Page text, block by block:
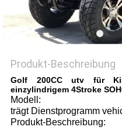
Produkt-Beschreibung
Golf 200CC utv für
einzylindrigem 4Stroke
Modell:
trägt Dienstprogramm
Produkt-Beschreibung: